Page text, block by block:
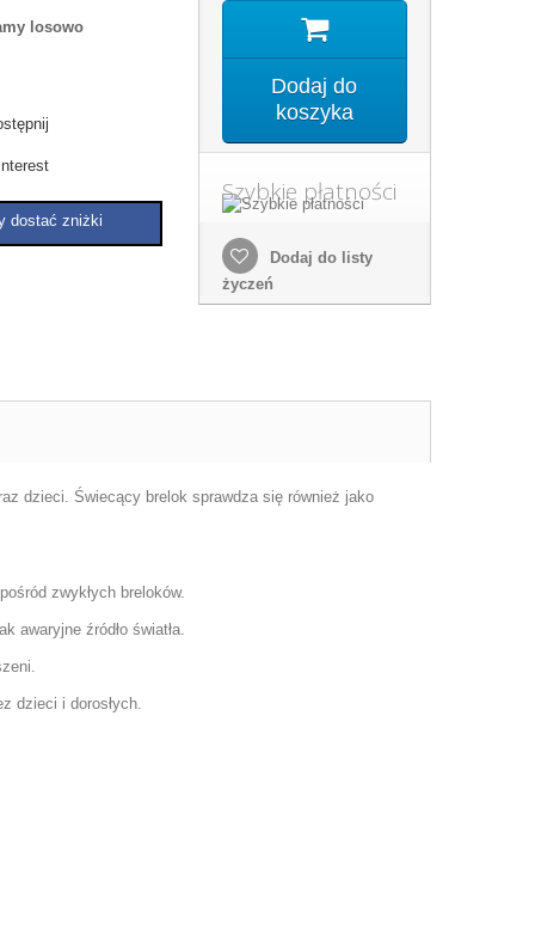
losowo
dostać zniżki
Dodaj do
koszyka
Szybkie płatności
Dodaj do listy
życzeń
dzieci. Świecący brelok sprawdza się również jako
zwykłych breloków.
awaryjne źródło światła.
dzieci i dorosłych.